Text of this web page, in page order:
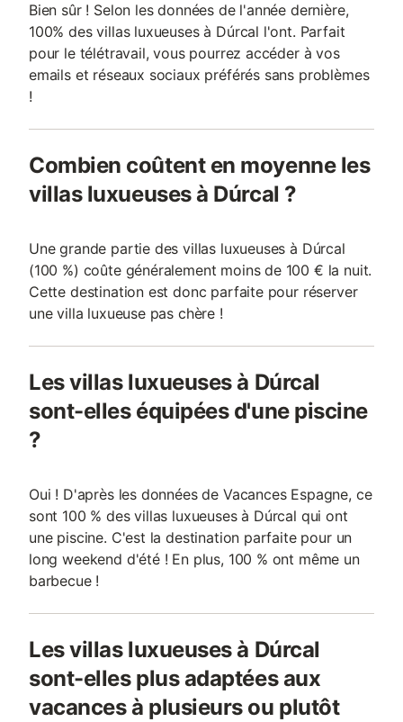
Bien sûr ! Selon les données de l'année dernière,
100% des villas luxueuses à Dúrcal l'ont. Parfait
pour le télétravail, vous pourrez accéder à vos
emails et réseaux sociaux préférés sans problèmes
!
Combien coûtent en moyenne les
villas luxueuses à Dúrcal ?
Une grande partie des villas luxueuses à Dúrcal
(100 %) coûte généralement moins de 100 € la nuit.
Cette destination est donc parfaite pour réserver
une villa luxueuse pas chère !
Les villas luxueuses à Dúrcal
sont-elles équipées d'une piscine
?
Oui ! D'après les données de Vacances Espagne, ce
sont 100 % des villas luxueuses à Dúrcal qui ont
une piscine. C'est la destination parfaite pour un
long weekend d'été ! En plus, 100 % ont même un
barbecue !
Les villas luxueuses à Dúrcal
sont-elles plus adaptées aux
vacances à plusieurs ou plutôt